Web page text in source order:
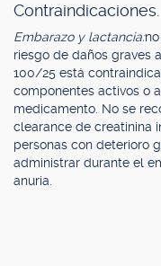
Contraindicaciones.
Embarazo y lactancia:
riesgo de daños graves
100/25 está
componentes activos o
medicamento. No se
clearance de creatinina
personas con deterioro
administrar durante el
anuria.